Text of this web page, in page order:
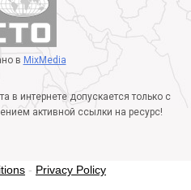
в MixMedia
в интернете допускается только с
активной ссылки на ресурс!
- Privacy Policy